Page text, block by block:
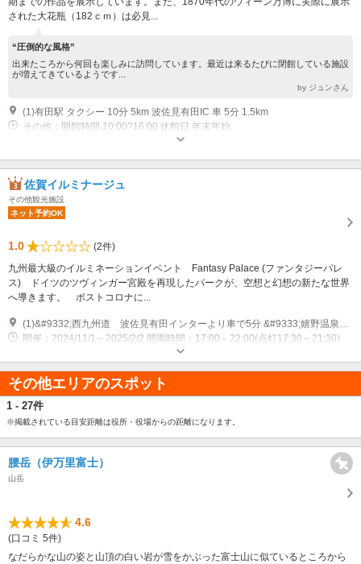
された大花瓶（182ｃｍ）は必見...
“圧倒的な風格”
出来たころから何回も楽しみに訪問しています。最近は来るたびに閉館している施設
が増えてきているようです...
by ジュンさん
(1)有田駅 タクシー 10分 5km 波佐見有田IC 車 5分 1.5km
その他：開館時間 10:00?16:00 休館日 年末年始
佐賀イルミナージュ
その他観光施設
ネット予約OK
1.0
(2件)
九州最大級のイルミネーションイベント Fantasy Palace (ファンタジーパレ
ス) ドイツのツヴィンガー宮殿を再現したパークが、空想と幻想の新たな世界
へ導きます。 ポストコロナに...
(1)&#9332;西九州道 波佐見有田インターより車で5分 &#9333;嬉野温泉街より車で25分
開催：2024/11/1～2025/2/2 開園時間：17:00～22:00(点灯17:30～21:30)
その他エリアのスポット
1 - 27件
※掲載されている目安距離は役所・役場からの距離になります。
腰岳（伊万里富士）
山岳
4.6
(口コミ 5件)
なだらかな山の姿と山頂の白い岩が雪をかぶった富士山に似ているところから